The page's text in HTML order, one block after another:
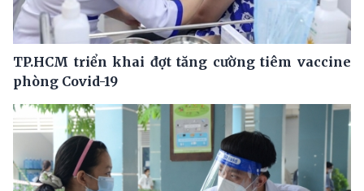
TP.HCM triển khai đợt tăng cường tiêm vaccine
phòng Covid-19